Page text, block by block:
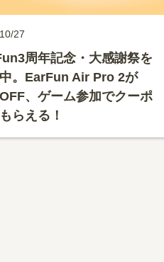
27
周年記念・大感謝祭を
。EarFun Air Pro 2が
、ゲーム参加でクーポ
らえる！